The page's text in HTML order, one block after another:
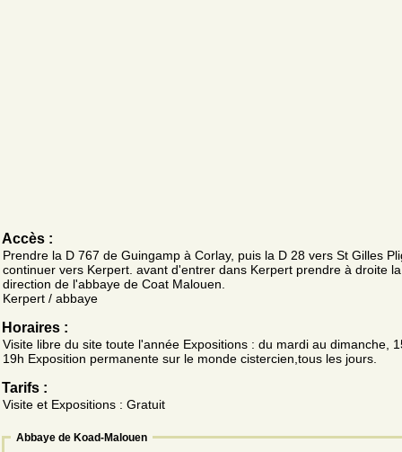
Accès :
Prendre la D 767 de Guingamp à Corlay, puis la D 28 vers St Gilles
continuer vers Kerpert. avant d'entrer dans Kerpert prendre à droite
direction de l'abbaye de Coat Malouen.
Kerpert / abbaye
Horaires :
Visite libre du site toute l'année Expositions : du mardi au dimanche,
19h Exposition permanente sur le monde cistercien,tous les jours.
Tarifs :
Visite et Expositions : Gratuit
Abbaye de Koad-Malouen